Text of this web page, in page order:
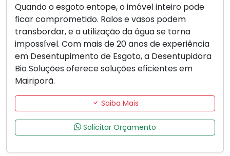
Quando o esgoto entope, o imóvel inteiro pode
ficar comprometido. Ralos e vasos podem
transbordar, e a utilização da água se torna
impossível. Com mais de 20 anos de experiência
em Desentupimento de Esgoto, a Desentupidora
Bio Soluções oferece soluções eficientes em
Mairiporã.
Saiba Mais
Solicitar Orçamento